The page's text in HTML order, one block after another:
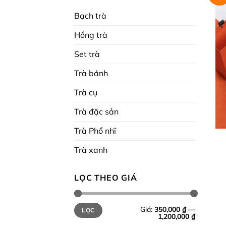
Bạch trà
Hồng trà
Set trà
Trà bánh
Trà cụ
Trà đặc sản
Trà Phổ nhĩ
Trà xanh
LỌC THEO GIÁ
Giá
tối
thiểu
Giá
tối
đa
LỌC Giá: 350,000 ₫—
1,200,000 ₫